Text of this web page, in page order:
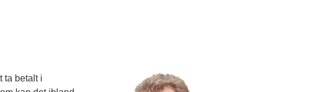
ta betalt i